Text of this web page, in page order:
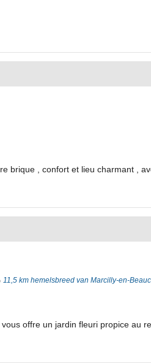
brique , confort et lieu charmant ,
11,5 km hemelsbreed van Marcilly-en-
offre un jardin fleuri propice au